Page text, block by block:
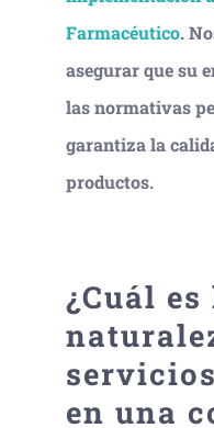
Farmacéutico.
asegurar que su
las normativas
garantiza la
productos.
¿Cuál es
en una